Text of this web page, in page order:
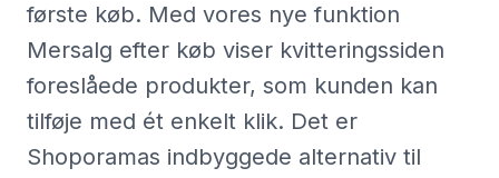
første køb. Med vores nye funktion
Mersalg efter køb viser kvitteringssiden
foreslåede produkter, som kunden kan
tilføje med ét enkelt klik. Det er
Shoporamas indbyggede alternativ til